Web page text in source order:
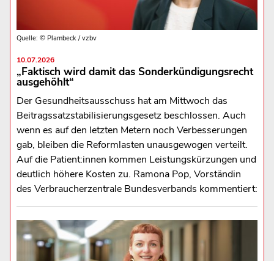
Quelle: © Plambeck / vzbv
10.07.2026
„Faktisch wird damit das Sonderkündigungsrecht
ausgehöhlt“
Der Gesundheitsausschuss hat am Mittwoch das
Beitragssatzstabilisierungsgesetz beschlossen. Auch
wenn es auf den letzten Metern noch Verbesserungen
gab, bleiben die Reformlasten unausgewogen verteilt.
Auf die Patient:innen kommen Leistungskürzungen und
deutlich höhere Kosten zu. Ramona Pop, Vorständin
des Verbraucherzentrale Bundesverbands kommentiert: